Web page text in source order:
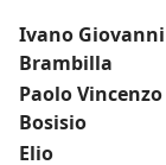
Ivano Giovanni
Brambilla
Paolo Vincenzo
Bosisio
Elio